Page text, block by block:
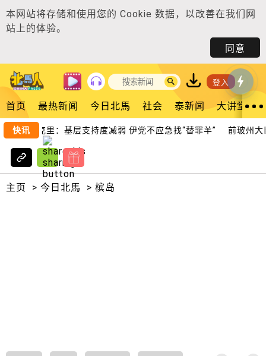
本网站将存储和使用您的 Cookie 数据，以改善在我们网
站上的体验。
同意
登入
首页 最热新闻 今日北馬 社会 泰新闻 大讲堂
快讯
苏克里：基层支持度减弱 伊党不应急找“替罪羊” 前玻州大臣
主页 > 今日北馬 > 槟岛